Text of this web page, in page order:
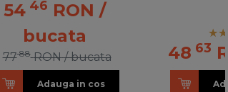
54 46 RON /
bucata
7788 RON / bucata
Adauga in cos
48 63